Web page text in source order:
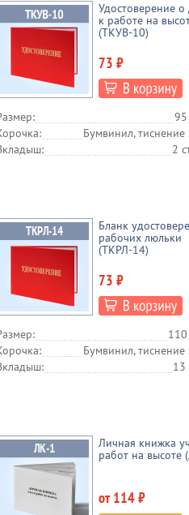
Удостоверение о
к работе на
(ТКУВ-10)
73 ₽
Бумвинил, тиснение
2
Бланк
рабочих люльки
(ТКРЛ-14)
73 ₽
Бумвинил, тиснение
13
Личная книжка
работ на высоте
от 114 ₽